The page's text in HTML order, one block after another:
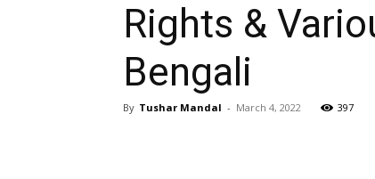
Rights &
Bengali
By Tushar Mandal - March 4, 2022 397